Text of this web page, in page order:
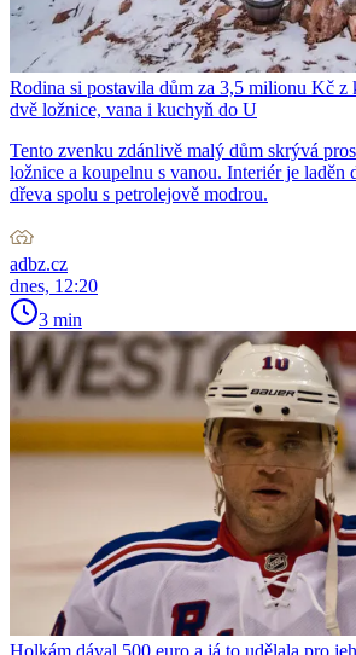
Rodina si postavila dům za 3,5 milionu Kč
dvě ložnice, vana i kuchyň do U
Tento zvenku zdánlivě malý dům skrývá
ložnice a koupelnu s vanou. Interiér je laděn
dřeva spolu s petrolejově modrou.
adbz.cz
dnes, 12:20
3 min